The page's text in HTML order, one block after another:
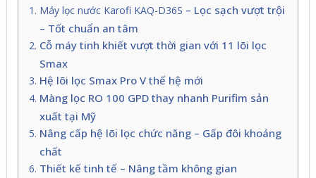
Máy lọc nước Karofi KAQ-D36S – Lọc sạch vượt trội
– Tốt chuẩn an tâm
Cỗ máy tinh khiết vượt thời gian với 11 lõi lọc
Smax
Hệ lõi lọc Smax Pro V thế hệ mới
Màng lọc RO 100 GPD thay nhanh Purifim sản
xuất tại Mỹ
Nâng cấp hệ lõi lọc chức năng – Gấp đôi khoáng
chất
Thiết kế tinh tế – Nâng tầm không gian